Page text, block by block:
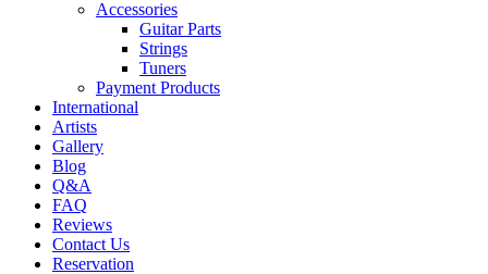
Accessories
Guitar Parts
Strings
Tuners
Payment Products
International
Artists
Gallery
Blog
Q&A
FAQ
Reviews
Contact Us
Reservation